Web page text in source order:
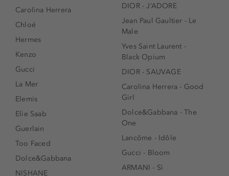
Carolina Herrera
Chloé
Hermes
Kenzo
Gucci
La Mer
Elemis
Elie Saab
Guerlain
Too Faced
Dolce&Gabbana
NISHANE
DIOR - J’ADORE
Jean Paul Gaultier - Le
Male
Yves Saint Laurent -
Black Opium
DIOR - SAUVAGE
Carolina Herrera - Good
Girl
Dolce&Gabbana - The
One
Lancôme - Idôle
Gucci - Bloom
ARMANI - Sì